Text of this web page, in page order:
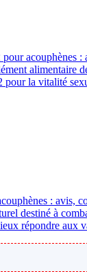
acouphènes
alimentaire
pour la vitalité
: avis,
destiné à
répondre aux